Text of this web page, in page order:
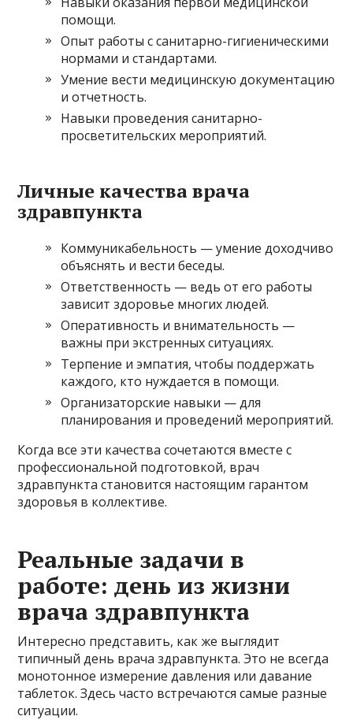
помощи.
Опыт работы с санитарно-гигиеническими
нормами и стандартами.
Умение вести медицинскую документацию
и отчетность.
Навыки проведения санитарно-
просветительских мероприятий.
Личные качества врача
здравпункта
Коммуникабельность — умение доходчиво
объяснять и вести беседы.
Ответственность — ведь от его работы
зависит здоровье многих людей.
Оперативность и внимательность —
важны при экстренных ситуациях.
Терпение и эмпатия, чтобы поддержать
каждого, кто нуждается в помощи.
Организаторские навыки — для
планирования и проведений мероприятий.
Когда все эти качества сочетаются вместе с
профессиональной подготовкой, врач
здравпункта становится настоящим гарантом
здоровья в коллективе.
Реальные задачи в
работе: день из жизни
врача здравпункта
Интересно представить, как же выглядит
типичный день врача здравпункта. Это не всегда
монотонное измерение давления или давание
таблеток. Здесь часто встречаются самые разные
ситуации.